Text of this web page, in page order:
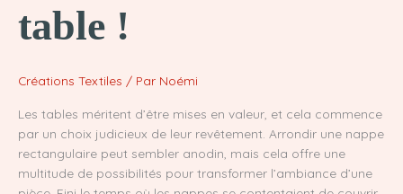
table !
Créations Textiles / Par Noémi
Les tables méritent d’être mises en valeur, et cela commence
par un choix judicieux de leur revêtement. Arrondir une nappe
rectangulaire peut sembler anodin, mais cela offre une
multitude de possibilités pour transformer l’ambiance d’une